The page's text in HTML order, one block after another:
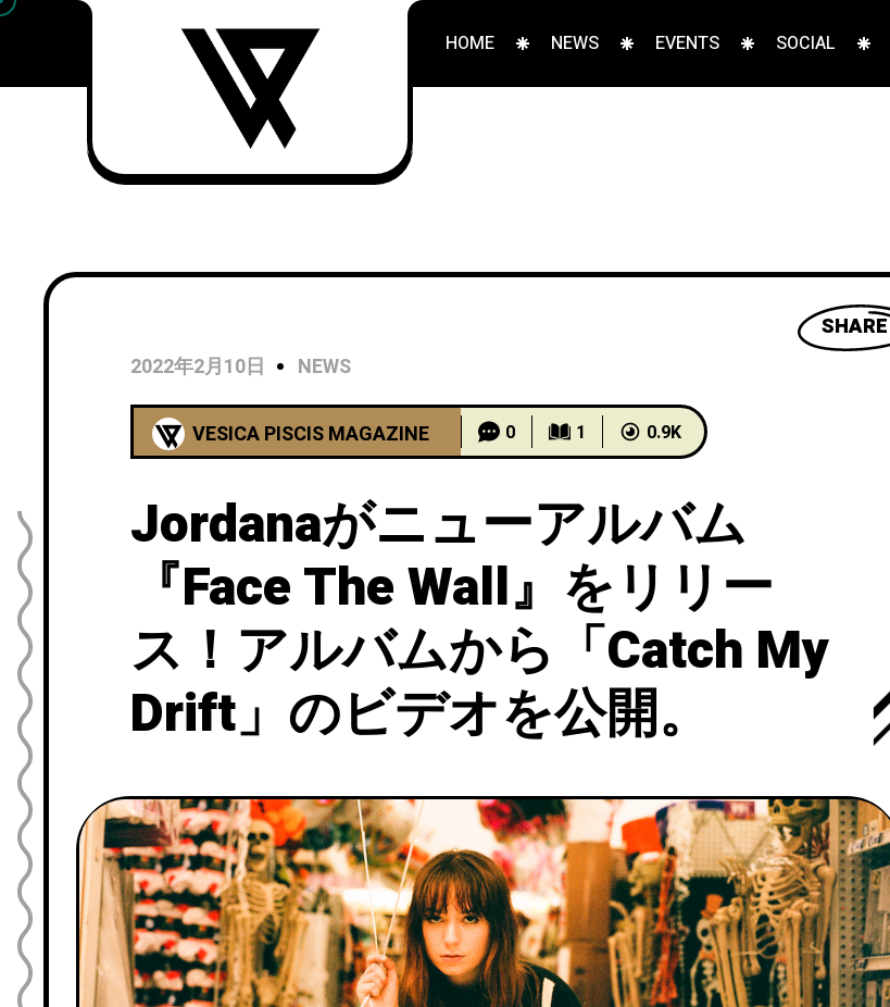
HOME NEWS EVENTS SOCIAL
SHARE
2022年2月10日
NEWS
VESICA PISCIS MAGAZINE 0 1 0.9K
Jordanaがニューアルバム
『Face The Wall』をリリー
ス！アルバムから「Catch My
Drift」のビデオを公開。